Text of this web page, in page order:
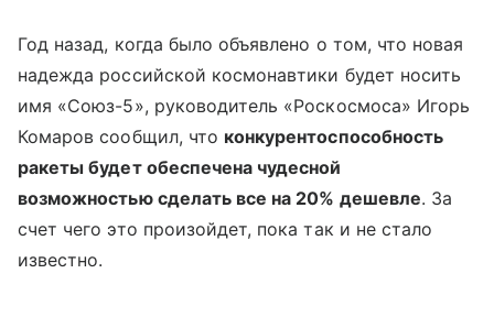
Год назад, когда было объявлено о том, что новая
надежда российской космонавтики будет носить
имя «Союз-5», руководитель «Роскосмоса» Игорь
Комаров сообщил, что конкурентоспособность
ракеты будет обеспечена чудесной
возможностью сделать все на 20% дешевле. За
счет чего это произойдет, пока так и не стало
известно.